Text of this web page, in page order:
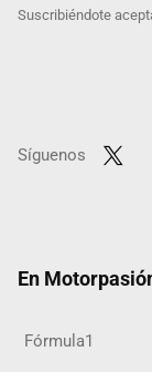
Suscribiéndote
Síguenos
En
Fórmula1